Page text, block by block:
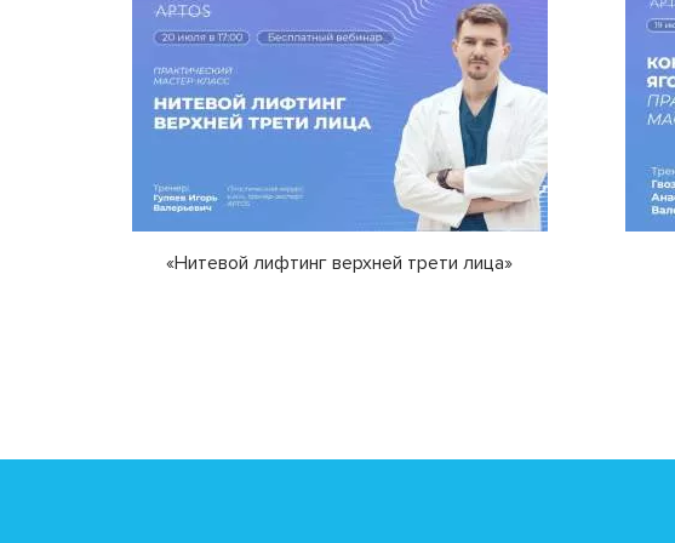
«Нитевой лифтинг верхней трети лица»